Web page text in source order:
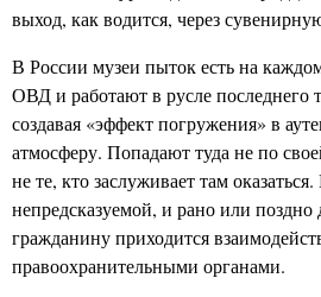
выход, как водится, через
В России музеи пыток есть на
ОВД и работают в русле последнего
создавая «эффект погружения» в
атмосферу. Попадают туда не по
не те, кто заслуживает там
непредсказуемой, и рано или
гражданину приходится
правоохранительными органами.